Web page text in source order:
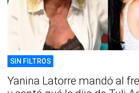
SIN FILTROS
Yanina Latorre mandó al